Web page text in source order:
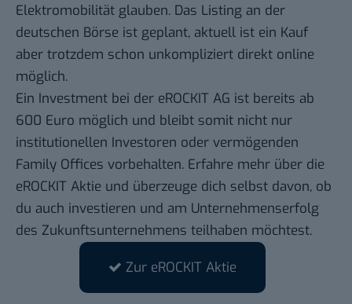
Elektromobilität glauben. Das Listing an der
deutschen Börse ist geplant, aktuell ist ein Kauf
aber trotzdem schon unkompliziert direkt online
möglich.
Ein Investment bei der eROCKIT AG ist bereits ab
600 Euro möglich und bleibt somit nicht nur
institutionellen Investoren oder vermögenden
Family Offices vorbehalten. Erfahre mehr über die
eROCKIT Aktie und überzeuge dich selbst davon, ob
du auch investieren und am Unternehmenserfolg
des Zukunftsunternehmens teilhaben möchtest.
Zur eROCKIT Aktie